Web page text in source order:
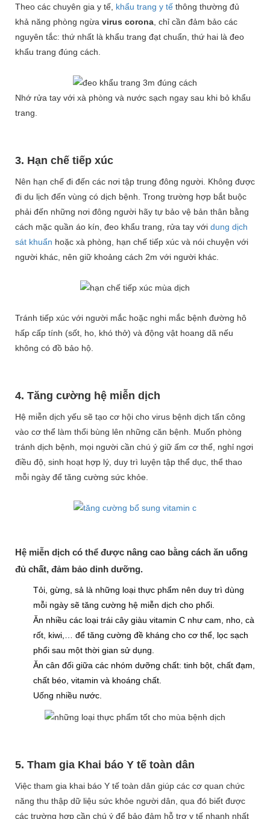
Theo các chuyên gia y tế, khẩu trang y tế thông thường đủ
khả năng phòng ngừa virus corona, chỉ cần đảm bảo các
nguyên tắc: thứ nhất là khẩu trang đạt chuẩn, thứ hai là đeo
khẩu trang đúng cách.
Nhớ rửa tay với xà phòng và nước sạch ngay sau khi bỏ khẩu
trang.
3. Hạn chế tiếp xúc
Nên hạn chế đi đến các nơi tập trung đông người. Không được
đi du lịch đến vùng có dịch bệnh. Trong trường hợp bắt buộc
phải đến những nơi đông người hãy tự bảo vệ bản thân bằng
cách mặc quần áo kín, đeo khẩu trang, rửa tay với dung dịch
sát khuẩn hoặc xà phòng, hạn chế tiếp xúc và nói chuyện với
người khác, nên giữ khoảng cách 2m với người khác.
Tránh tiếp xúc với người mắc hoặc nghi mắc bệnh đường hô
hấp cấp tính (sốt, ho, khó thở) và động vật hoang dã nếu
không có đồ bảo hộ.
4. Tăng cường hệ miễn dịch
Hệ miễn dịch yếu sẽ tạo cơ hội cho virus bệnh dịch tấn công
vào cơ thể làm thổi bùng lên những căn bệnh. Muốn phòng
tránh dịch bệnh, mọi người cần chú ý giữ ấm cơ thể, nghỉ ngơi
điều độ, sinh hoạt hợp lý, duy trì luyện tập thể dục, thể thao
mỗi ngày để tăng cường sức khỏe.
Hệ miễn dịch có thể được nâng cao bằng cách ăn uống
đủ chất, đảm bảo dinh dưỡng.
Tỏi, gừng, sả là những loại thực phẩm nên duy trì dùng
mỗi ngày sẽ tăng cường hệ miễn dịch cho phổi.
Ăn nhiều các loại trái cây giàu vitamin C như cam, nho, cà
rốt, kiwi,… để tăng cường đề kháng cho cơ thể, lọc sạch
phổi sau một thời gian sử dụng.
Ăn cân đối giữa các nhóm dưỡng chất: tinh bột, chất đạm,
chất béo, vitamin và khoáng chất.
Uống nhiều nước.
5. Tham gia Khai báo Y tế toàn dân
Việc tham gia khai báo Y tế toàn dân giúp các cơ quan chức
năng thu thập dữ liệu sức khỏe người dân, qua đó biết được
các trường hợp cần chú ý để bảo đảm hỗ trợ y tế nhanh nhất